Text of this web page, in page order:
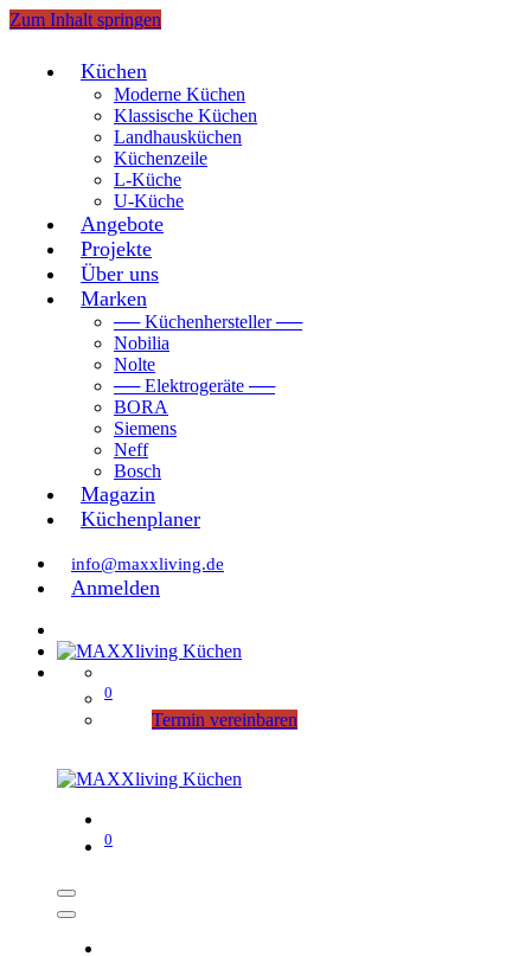
Zum Inhalt springen
Küchen
Moderne Küchen
Klassische Küchen
Landhausküchen
Küchenzeile
L-Küche
U-Küche
Angebote
Projekte
Über uns
Marken
── Küchenhersteller ──
Nobilia
Nolte
── Elektrogeräte ──
BORA
Siemens
Neff
Bosch
Magazin
Küchenplaner
info@maxxliving.de
Anmelden
0
Termin vereinbaren
0